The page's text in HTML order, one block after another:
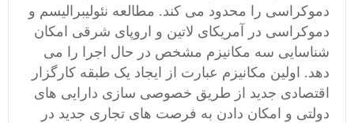
دموکراسی را محدود می کند. مطالعه نئولیبرالیسم و
دموکراسی در آمریکای لاتین و اروپای شرقی امکان
شناسایی سه مکانیزم مشخص در حال اجرا را می
دهد. اولین مکانیزم عبارت از ایجاد یک طبقه کارگزار
اقتصادی جدید از طریق خصوصی سازی دارایی های
دولتی و امکان دادن به فرصت های تجاری جدید در